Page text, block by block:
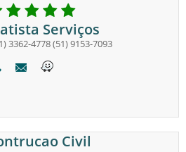
Serviços
3362-4778(51) 9153-7093
Civil